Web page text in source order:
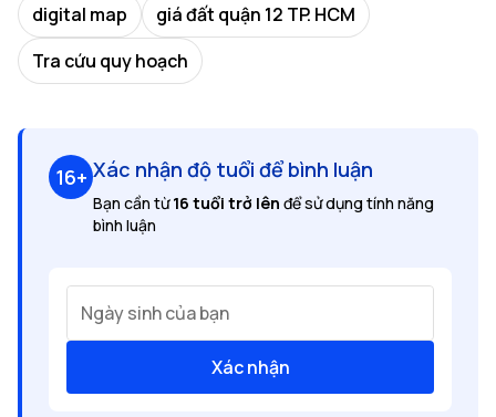
digital map
giá đất quận 12 TP. HCM
Tra cứu quy hoạch
16+ Xác nhận độ tuổi để bình luận
Bạn cần từ16 tuổi trở lên để sử dụng tính năng
bình luận
Ngày sinh của bạn
Xác nhận